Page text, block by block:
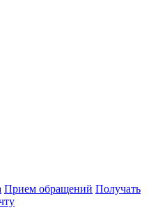
Прием обращений Получать